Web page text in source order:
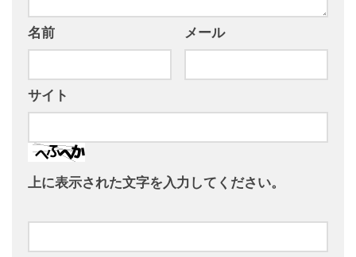
名前 メール
サイト
上に表示された文字を入力してください。